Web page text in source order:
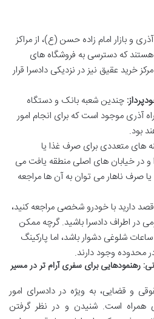
و بازار امام زاده حسن (ع)، از مراکز
که دسترسی به فروشگاه های
خرید عقیق نیز در نزدیکی دادسرا قرار
چندین شعبه بانک و دستگاه
آذری موجود است که برای انجام امور
بود.
های متعددی برای صرف غذا یا
و در خیابان های اصلی منطقه یافت می
صرف ناهار می توان به آن ها مراجعه
قصد دارید با خودرو شخصی مراجعه کنید،
در اطراف دادسرا باشید. گرچه ممکن
شلوغی دشوار باشد، اما پارکینگ
وجود دارند.
رهنمودهایی برای سفری آرام تر در مسیر
و قضایی، به ویژه در دادسرای امور
همراه است. شنیدن و در نظر گرفتن